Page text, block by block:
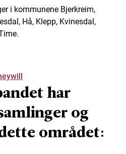
i kommunene Bjerkreim,
Hå, Klepp, Kvinesdal,
har
og
området: